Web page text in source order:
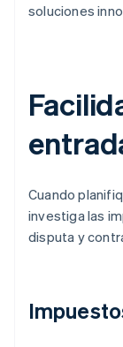
soluciones
Cuando
investiga las
disputa y